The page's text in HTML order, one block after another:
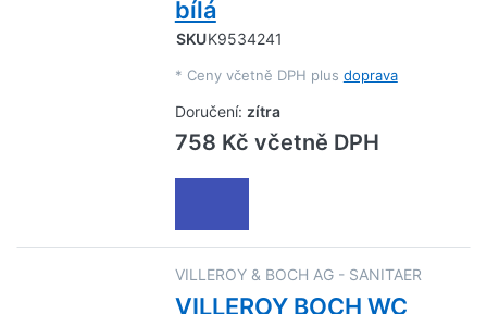
bílá
SKUK9534241
* Ceny včetně DPH plus doprava
Doručení: zítra
758 Kč včetně DPH
VILLEROY & BOCH AG - SANITAER
VILLEROY BOCH WC